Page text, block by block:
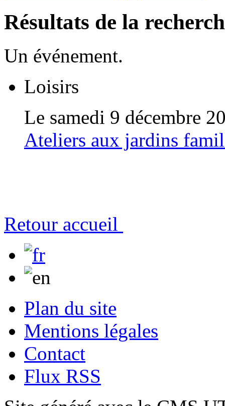
Résultats de la
Un événement.
Loisirs
Le samedi 9 décembre
Ateliers aux jardins
Retour accueil
Plan du site
Mentions légales
Contact
Flux RSS